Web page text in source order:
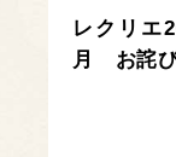
レクリ
月 お詫